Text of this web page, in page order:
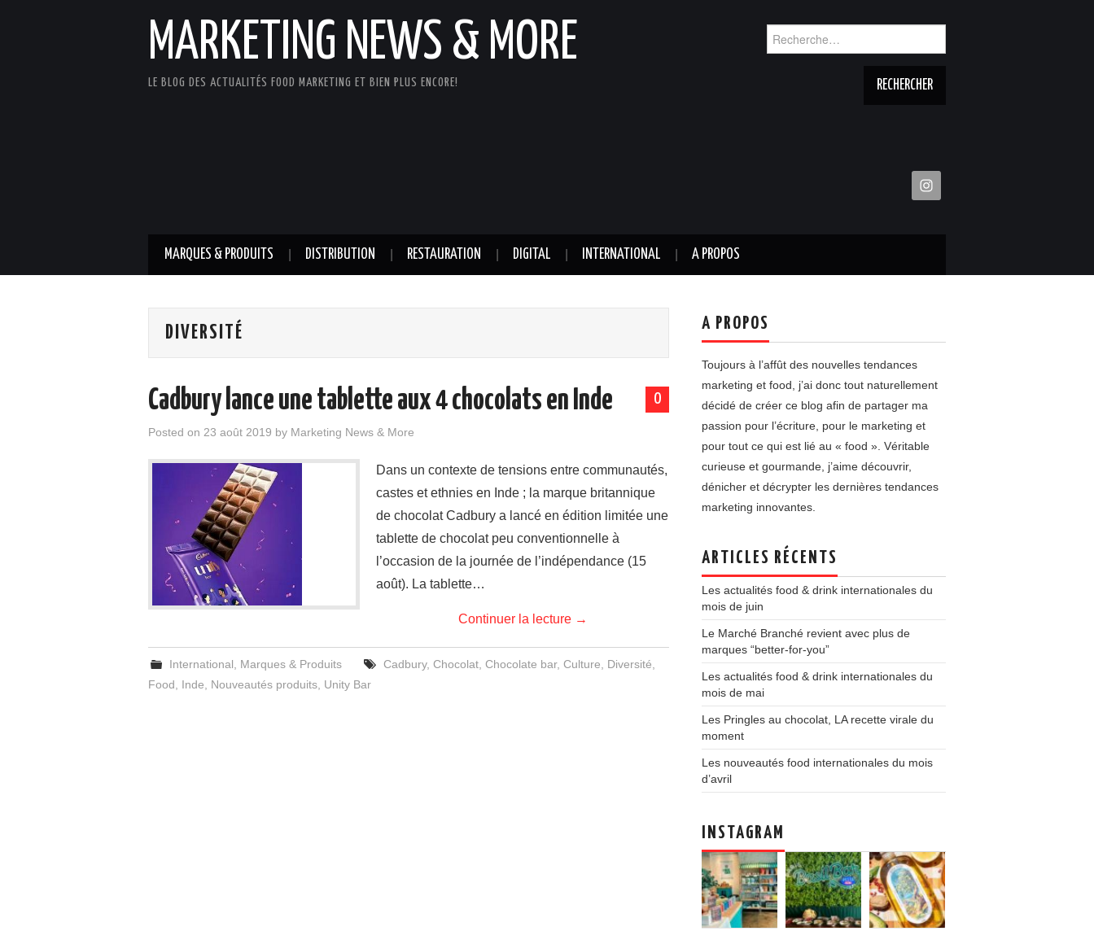
MARKETING NEWS & MORE
LE BLOG DES ACTUALITÉS FOOD MARKETING ET BIEN PLUS ENCORE!
MARQUES & PRODUITS DISTRIBUTION RESTAURATION DIGITAL INTERNATIONAL A PROPOS
DIVERSITÉ
0
Cadbury lance une tablette aux 4 chocolats en Inde
Posted on 23 août 2019 by Marketing News & More
Dans un contexte de tensions entre communautés,
castes et ethnies en Inde ; la marque britannique
de chocolat Cadbury a lancé en édition limitée une
tablette de chocolat peu conventionnelle à
l’occasion de la journée de l’indépendance (15
août). La tablette…
Continuer la lecture →
International Marques & Produits Cadbury, Chocolat, Chocolate bar, Culture Diversité
Food
Inde Nouveautés produits Unity Bar
A PROPOS
Toujours à l’affût des nouvelles tendances
marketing et food, j’ai donc tout naturellement
décidé de créer ce blog afin de partager ma
passion pour l’écriture, pour le marketing et
pour tout ce qui est lié au « food ». Véritable
curieuse et gourmande, j’aime découvrir,
dénicher et décrypter les dernières tendances
marketing innovantes.
ARTICLES RÉCENTS
Les actualités food & drink internationales du
mois de juin
Le Marché Branché revient avec plus de
marques “better-for-you”
Les actualités food & drink internationales du
mois de mai
Les Pringles au chocolat, LA recette virale du
moment
Les nouveautés food internationales du mois
d’avril
INSTAGRAM